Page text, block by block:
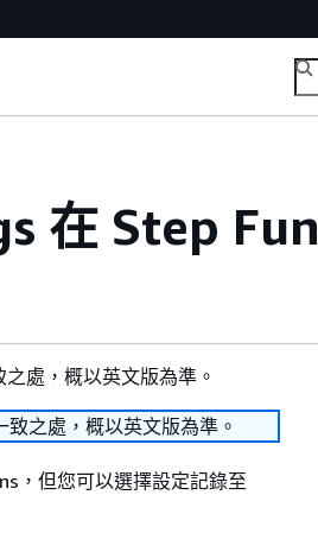
在 Step
處，概以英文版為準。
之處，概以英文版為準。
，但您可以選擇設定記錄至